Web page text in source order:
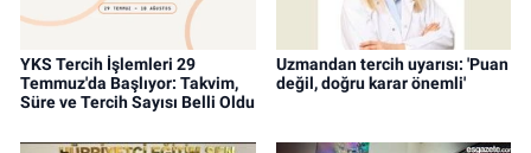
YKS Tercih İşlemleri 29
Temmuz'da Başlıyor: Takvim,
Süre ve Tercih Sayısı Belli Oldu
Uzmandan tercih uyarısı: 'Puan
değil, doğru karar önemli'